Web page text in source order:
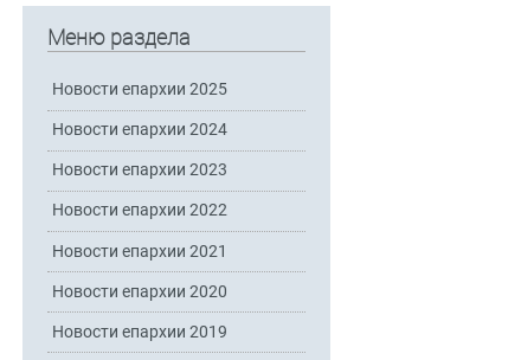
Меню раздела
Новости епархии 2025
Новости епархии 2024
Новости епархии 2023
Новости епархии 2022
Новости епархии 2021
Новости епархии 2020
Новости епархии 2019